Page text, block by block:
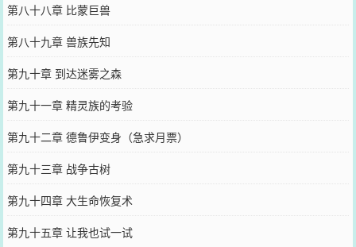
第八十八章 比蒙巨兽
第八十九章 兽族先知
第九十章 到达迷雾之森
第九十一章 精灵族的考验
第九十二章 德鲁伊变身（急求月票）
第九十三章 战争古树
第九十四章 大生命恢复术
第九十五章 让我也试一试